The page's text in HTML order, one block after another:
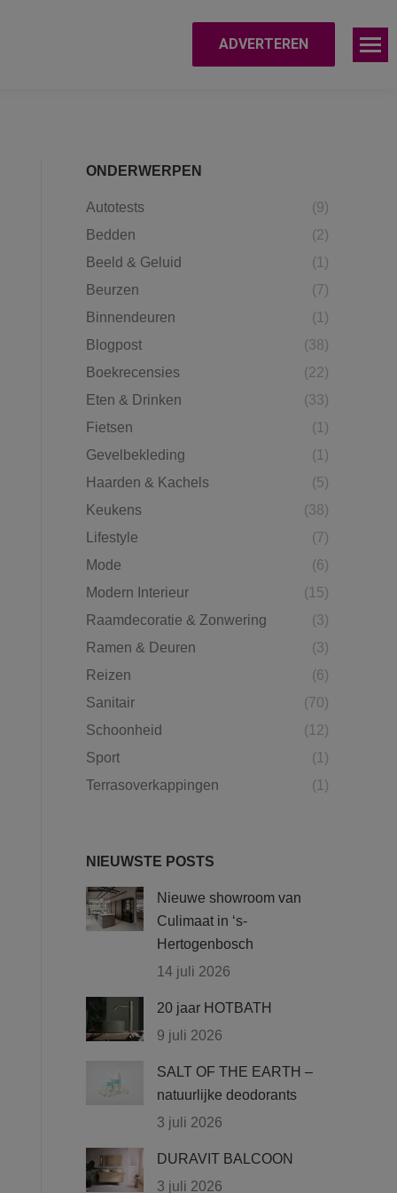
ADVERTEREN
ONDERWERPEN
Autotests
(9)
Bedden
(2)
Beeld & Geluid
(1)
Beurzen
(7)
Binnendeuren
(1)
Blogpost
(38)
Boekrecensies
(22)
Eten & Drinken
(33)
Fietsen
(1)
Gevelbekleding
(1)
Haarden & Kachels
(5)
Keukens
(38)
Lifestyle
(7)
Mode
(6)
Modern Interieur
(15)
Raamdecoratie & Zonwering
(3)
Ramen & Deuren
(3)
Reizen
(6)
Sanitair
(70)
Schoonheid
(12)
Sport
(1)
Terrasoverkappingen
(1)
NIEUWSTE POSTS
Nieuwe showroom van
Culimaat in ‘s-
Hertogenbosch
14 juli 2026
20 jaar HOTBATH
9 juli 2026
SALT OF THE EARTH –
natuurlijke deodorants
3 juli 2026
DURAVIT BALCOON
3 juli 2026